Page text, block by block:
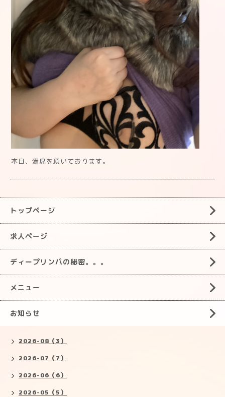
本日、満席を頂いております。
トップページ
求人ページ
ディープリンパの秘密。。。
メニュー
お知らせ
2026-08（3）
2026-07（7）
2026-06（6）
2026-05（5）